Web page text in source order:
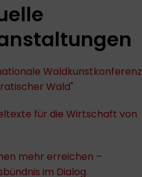
Waldkunstkonferenz
Wald"
für die Wirtschaft von
mehr erreichen –
im Dialog